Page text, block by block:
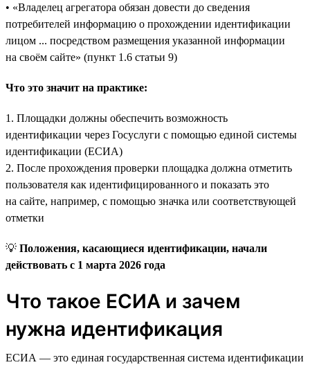
• «Владелец агрегатора обязан довести до сведения
потребителей информацию о прохождении идентификации
лицом ... посредством размещения указанной информации
на своём сайте» (пункт 1.6 статьи 9)
Что это значит на практике:
1. Площадки должны обеспечить возможность
идентификации через Госуслуги с помощью единой системы
идентификации (ЕСИА)
2. После прохождения проверки площадка должна отметить
пользователя как идентифицированного и показать это
на сайте, например, с помощью значка или соответствующей
отметки
💡 Положения, касающиеся идентификации, начали
действовать с 1 марта 2026 года
Что такое ЕСИА и зачем
нужна идентификация
ЕСИА — это единая государственная система идентификации